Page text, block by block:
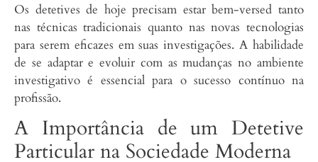
Os detetives de hoje precisam estar bem-versed tanto
nas técnicas tradicionais quanto nas novas tecnologias
para serem eficazes em suas investigações. A habilidade
de se adaptar e evoluir com as mudanças no ambiente
investigativo é essencial para o sucesso contínuo na
profissão.
A Importância de um Detetive
Particular na Sociedade Moderna